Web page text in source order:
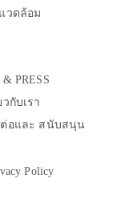
วดล้อม
& PRESS
วกับเรา
อและ สนับสนุน
Policy